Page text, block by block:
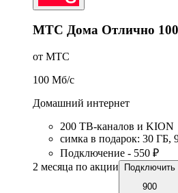
МТС Дома Отлично 100
от МТС
100 Мб/c
Домашний интернет
200 ТВ-каналов и KION
симка в подарок: 30 ГБ,
Подключение - 550 ₽
2 месяца по акции
Подключить
900